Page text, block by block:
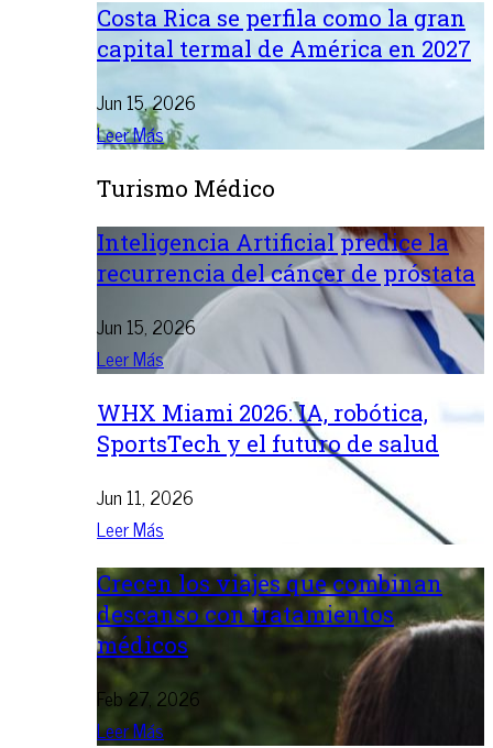
Costa Rica se perfila como la gran
capital termal de América en 2027
Jun 15, 2026
Leer Más
Turismo Médico
Inteligencia Artificial predice la
recurrencia del cáncer de próstata
Jun 15, 2026
Leer Más
WHX Miami 2026: IA, robótica,
SportsTech y el futuro de salud
Jun 11, 2026
Leer Más
Crecen los viajes que combinan
descanso con tratamientos
médicos
Feb 27, 2026
Leer Más